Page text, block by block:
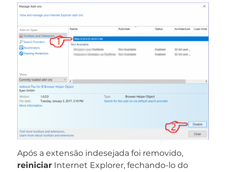
Após a extensão indesejada foi removido,
reiniciarInternet Explorer, fechando-lo do